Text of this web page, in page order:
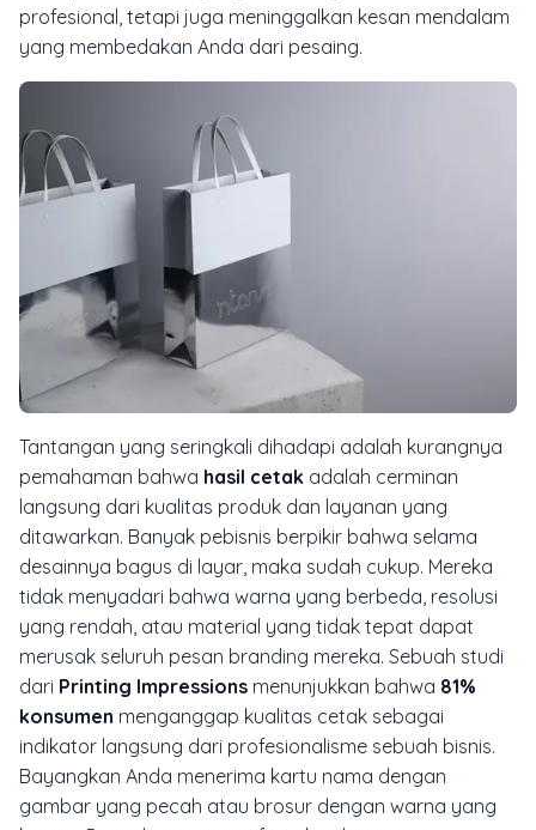
profesional, tetapi juga meninggalkan kesan mendalam
yang membedakan Anda dari pesaing.
Tantangan yang seringkali dihadapi adalah kurangnya
pemahaman bahwa hasil cetak adalah cerminan
langsung dari kualitas produk dan layanan yang
ditawarkan. Banyak pebisnis berpikir bahwa selama
desainnya bagus di layar, maka sudah cukup. Mereka
tidak menyadari bahwa warna yang berbeda, resolusi
yang rendah, atau material yang tidak tepat dapat
merusak seluruh pesan branding mereka. Sebuah studi
dari Printing Impressions menunjukkan bahwa 81%
konsumen menganggap kualitas cetak sebagai
indikator langsung dari profesionalisme sebuah bisnis.
Bayangkan Anda menerima kartu nama dengan
gambar yang pecah atau brosur dengan warna yang